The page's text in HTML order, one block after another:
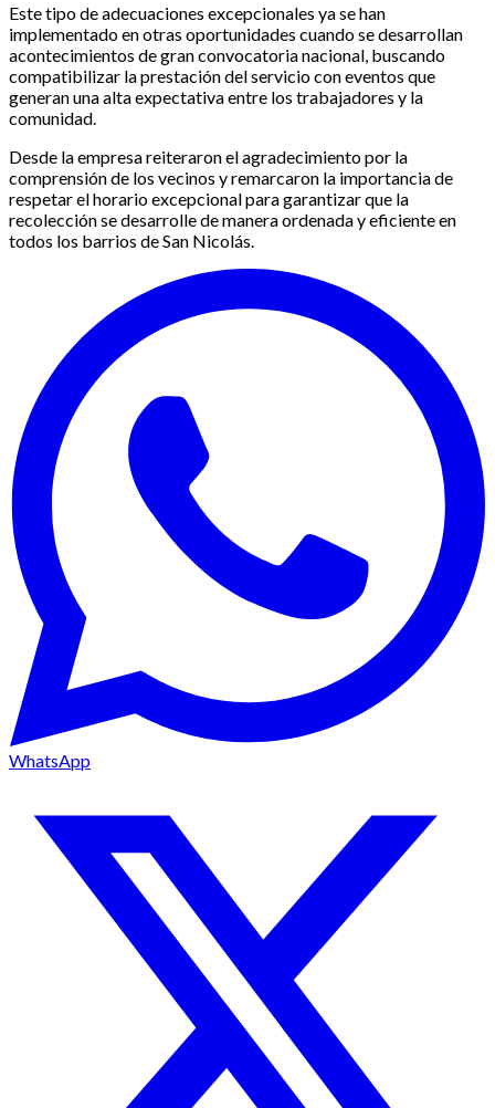
Este tipo de adecuaciones excepcionales ya se han
implementado en otras oportunidades cuando se desarrollan
acontecimientos de gran convocatoria nacional, buscando
compatibilizar la prestación del servicio con eventos que
generan una alta expectativa entre los trabajadores y la
comunidad.
Desde la empresa reiteraron el agradecimiento por la
comprensión de los vecinos y remarcaron la importancia de
respetar el horario excepcional para garantizar que la
recolección se desarrolle de manera ordenada y eficiente en
todos los barrios de San Nicolás.
WhatsApp